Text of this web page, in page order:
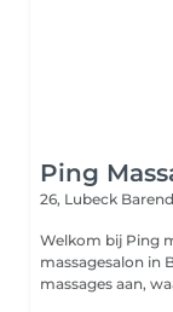
Ping
26, Lubeck
Welkom bij Ping
massagesalon in
massages aan,